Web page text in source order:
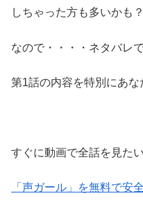
しちゃった方も多いかも？
なので・・・・ネタバレで
第1話の内容を特別にあな
すぐに動画で全話を見た
「声ガール」を無料で安